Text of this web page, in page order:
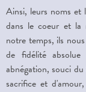
Ainsi, leurs noms et
dans le coeur et la
notre temps, ils
de fidélité
abnégation, souci
sacrifice et